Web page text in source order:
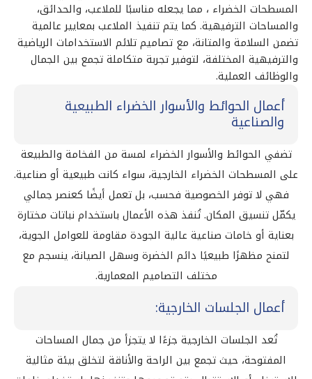
المسطحات الخضراء ، مما يجعله مناسبًا للملاعب، والحدائق،
والمساحات الترفيهية. كما يتم تنفيذ الملاعب بمعايير عالمية
تضمن السلامة والمتانة، مع تصاميم تلائم الاستخدامات الرياضية
والترفيهية المختلفة، لتوفير تجربة متكاملة تجمع بين الجمال
والوظائف العملية.
أعمال الحوائط والأسوار الخضراء الطبيعية
والصناعية
تضفي الحوائط والأسوار الخضراء لمسة من الفخامة والطبيعة
على المسطحات الخضراء الخارجية، سواء كانت طبيعية أو صناعية.
فهي لا توفر الخصوصية فحسب، بل تعمل أيضًا كعنصر جمالي
يكمّل تنسيق المكان. تُنفذ هذه الأعمال باستخدام نباتات مختارة
بعناية أو خامات صناعية عالية الجودة مقاومة للعوامل الجوية،
لتمنح مظهرًا طبيعيًا دائم الخضرة وسهل الصيانة، ينسجم مع
مختلف التصاميم المعمارية.
أعمال الجلسات الخارجية:
تُعد الجلسات الخارجية جزءًا لا يتجزأ من جمال المساحات
المفتوحة، حيث تجمع بين الراحة والأناقة لتخلق بيئة مثالية